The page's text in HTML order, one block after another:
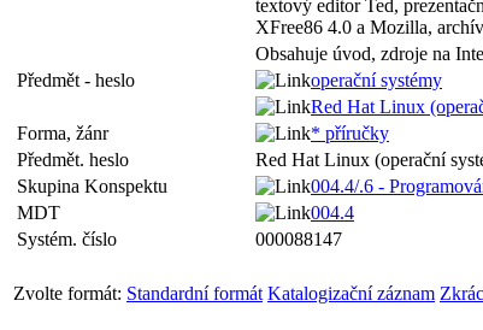
textový editor Ted,
XFree86 4.0 a Mozilla,
Obsahuje úvod, zdroje na
Předmět - heslo
operační systémy
Red Hat Linux
Forma, žánr
* příručky
Předmět. heslo
Red Hat Linux (operační
Skupina Konspektu
004.4/.6 -
MDT
004.4
Systém. číslo
000088147
Zvolte formát: Standardní formát Katalogizační záznam